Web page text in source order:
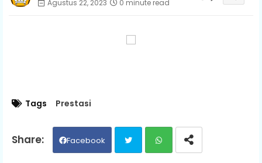
Agustus 22, 2023
0 minute read
Tags Prestasi
Facebook